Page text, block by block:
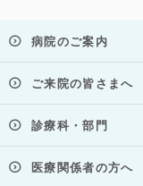
病院のご案内
ご来院の皆さまへ
診療科・部門
医療関係者の方へ